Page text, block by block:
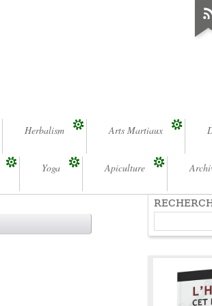
Herbalism Arts Martiaux
Yoga Apiculture